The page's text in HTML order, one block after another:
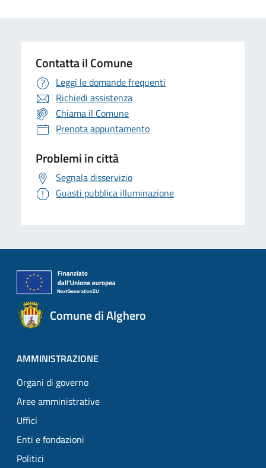
Contatta il Comune
Leggi le domande frequenti
Richiedi assistenza
Chiama il Comune
Prenota appuntamento
Problemi in città
Segnala disservizio
Guasti pubblica illuminazione
Comune di Alghero
AMMINISTRAZIONE
Organi di governo
Aree amministrative
Uffici
Enti e fondazioni
Politici